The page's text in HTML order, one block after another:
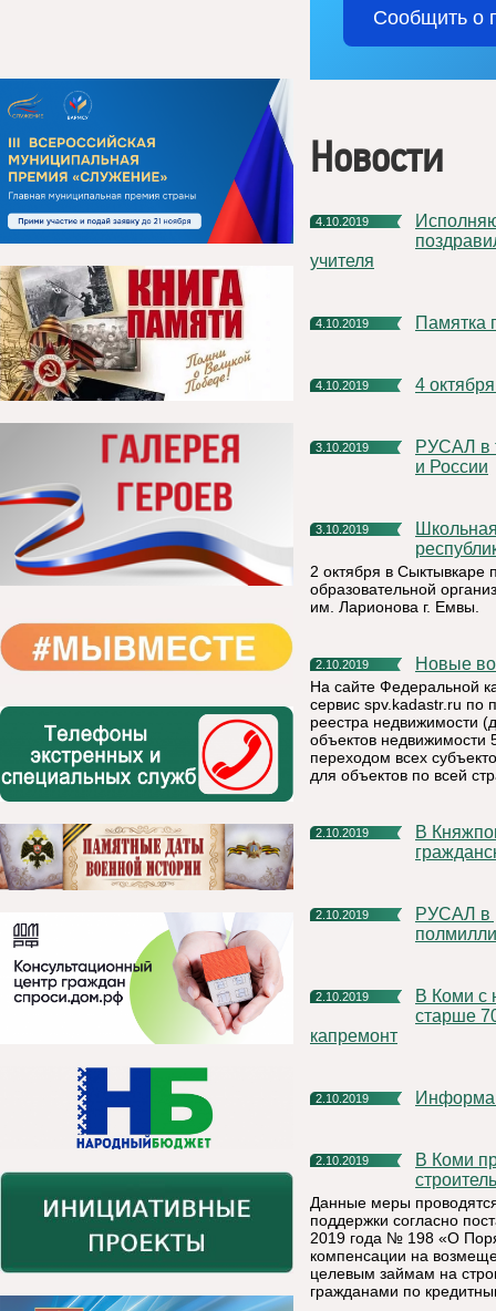
Сообщить о
Новости
4.10.2019
Исполняющий обязанности главы МР "Княжпогостский"
учителя
4.10.2019
4.10.2019 4
3.10.2019
РУСАЛ в третий раз проводит научный фестиваль в Армении
и России
3.10.2019
Школьная столовая г. Емвы признана одной из лучших в
2 октября в Сыктывкаре
образовательной
им. Ларионова г. Емвы.
2.10.2019 Новые
На сайте Федеральной
сервис spv.kadastr.ru по
реестра недвижимости
объектов
переходом всех
для объектов по всей
2.10.2019
В Княжпогостском районе проведена штабная тренировка по
2.10.2019
РУСАЛ в рамках проекта «Под зеленым крылом» высадил
2.10.2019
В Коми с начала года почти 11 тысяч жителей республики
старше
капремонт
2.10.2019
2.10.2019
В Коми продолжаются социальные выплаты на
Данные меры
поддержки согласно
2019 года № 198 «О
компенсации на
целевым займам на
гражданами по